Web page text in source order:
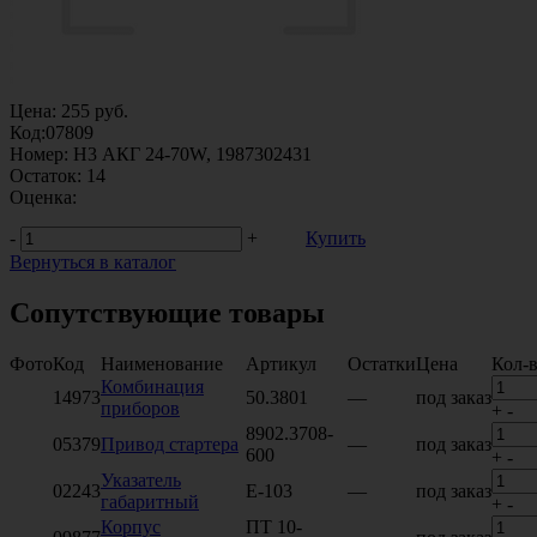
Цена: 255 руб.
Код:07809
Номер: H3 АКГ 24-70W, 1987302431
Остаток: 14
Оценка:
-
+
Купить
Вернуться в каталог
Сопутствующие товары
ФотоКод Наименование Артикул ОстаткиЦена
Кол-
14973
Комбинация
приборов
50.3801 — под заказ
+ -
05379Привод стартера
8902.3708-
600
— под заказ
+ -
02243
Указатель
габаритный
Е-103 — под заказ
+ -
Корпус ПТ 10-